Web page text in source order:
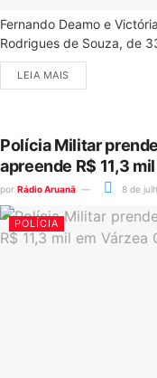
Fernando Deamo e
Rodrigues de Souza, de
LEIA MAIS
Polícia Militar
apreende R$ 11,3
por Rádio Aruanã 8 de
POLÍCIA